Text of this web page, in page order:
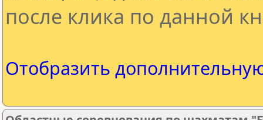
после клика по данной
Отобразить